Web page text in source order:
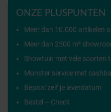
ONZE PLUSPUNTEN
Meer dan 10.000 artikelen
Meer dan 2500 m²
Showtuin met vele soorten
Monster service met
Bepaal zelf je leverdatum
Bestel – Check